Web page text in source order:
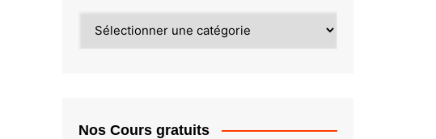
PAYS
Nos Cours gratuits